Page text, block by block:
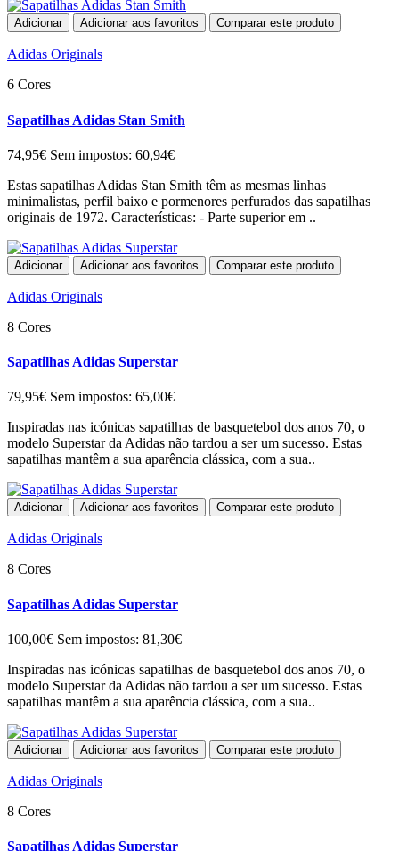
Adicionar Adicionar aos favoritos Comparar este produto
Adidas Originals
6 Cores
Sapatilhas Adidas Stan Smith
74,95€ Sem impostos: 60,94€
Estas sapatilhas Adidas Stan Smith têm as mesmas linhas
minimalistas, perfil baixo e pormenores perfurados das sapatilhas
originais de 1972. Características: - Parte superior em ..
Adicionar Adicionar aos favoritos Comparar este produto
Adidas Originals
8 Cores
Sapatilhas Adidas Superstar
79,95€ Sem impostos: 65,00€
Inspiradas nas icónicas sapatilhas de basquetebol dos anos 70, o
modelo Superstar da Adidas não tardou a ser um sucesso. Estas
sapatilhas mantêm a sua aparência clássica, com a sua..
Adicionar Adicionar aos favoritos Comparar este produto
Adidas Originals
8 Cores
Sapatilhas Adidas Superstar
100,00€ Sem impostos: 81,30€
Inspiradas nas icónicas sapatilhas de basquetebol dos anos 70, o
modelo Superstar da Adidas não tardou a ser um sucesso. Estas
sapatilhas mantêm a sua aparência clássica, com a sua..
Adicionar Adicionar aos favoritos Comparar este produto
Adidas Originals
8 Cores
Sapatilhas Adidas Superstar